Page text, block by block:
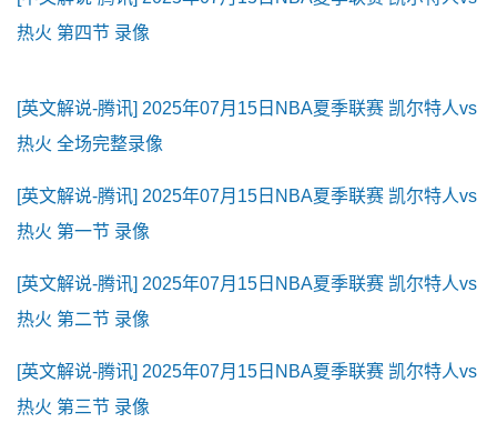
热火 第四节 录像
[英文解说-腾讯] 2025年07月15日NBA夏季联赛 凯尔特人vs
热火 全场完整录像
[英文解说-腾讯] 2025年07月15日NBA夏季联赛 凯尔特人vs
热火 第一节 录像
[英文解说-腾讯] 2025年07月15日NBA夏季联赛 凯尔特人vs
热火 第二节 录像
[英文解说-腾讯] 2025年07月15日NBA夏季联赛 凯尔特人vs
热火 第三节 录像